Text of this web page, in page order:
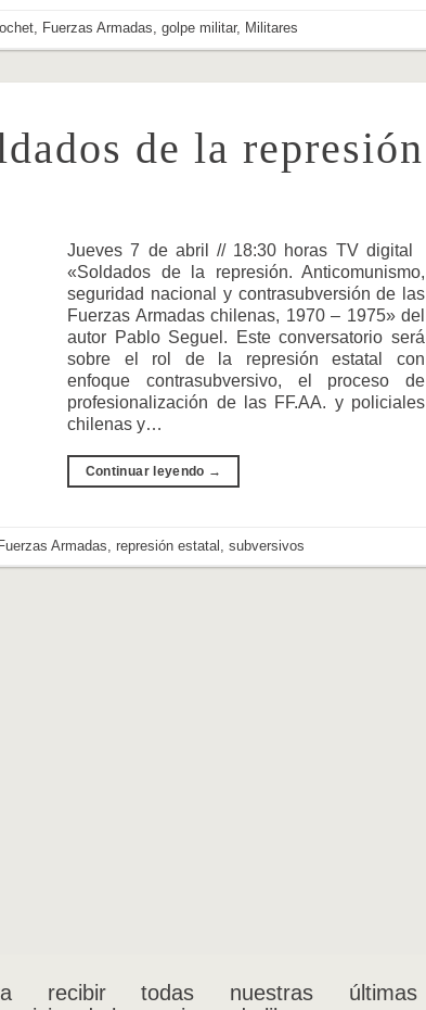
, Fuerzas Armadas golpe militar, Militares
de la represión
Jueves 7 de abril // 18:30 horas TV digital
«Soldados de la represión. Anticomunismo,
seguridad nacional y contrasubversión de las
Fuerzas Armadas chilenas, 1970 – 1975» del
autor Pablo Seguel. Este conversatorio será
sobre el rol de la represión estatal con
enfoque contrasubversivo, el proceso de
profesionalización de las FF.AA. y policiales
chilenas y…
Continuar leyendo →
Armadas represión estatal subversivos
recibir todas nuestras últimas